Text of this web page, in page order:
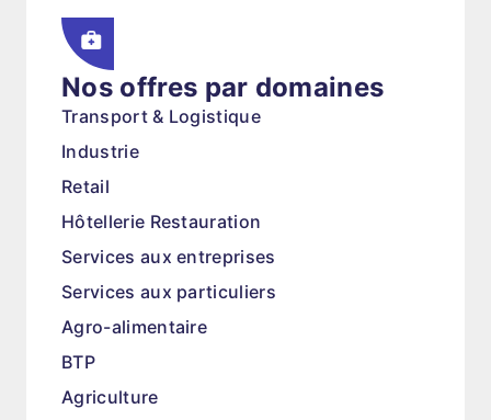
Nos offres par domaines
Transport & Logistique
Industrie
Retail
Hôtellerie Restauration
Services aux entreprises
Services aux particuliers
Agro-alimentaire
BTP
Agriculture